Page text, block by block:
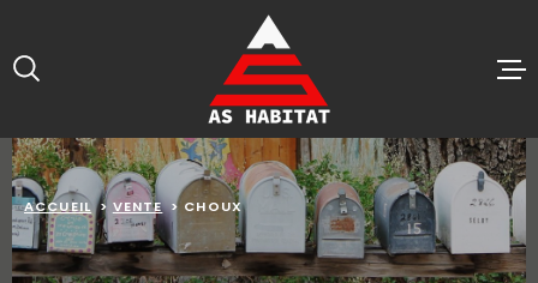
lamenu
contenu
VENTES
BIENS
ACCUEIL VENTE CHOUX